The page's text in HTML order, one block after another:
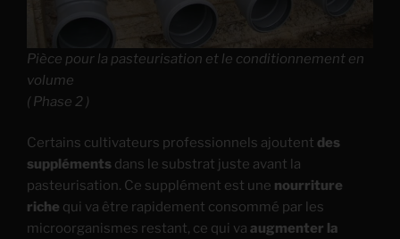
Pièce pour la pasteurisation et le conditionnement en
volume
( Phase 2 )
Certains cultivateurs professionnels ajoutent des
suppléments dans le substrat juste avant la
pasteurisation. Ce supplément est une nourriture
riche qui va être rapidement consommé par les
microorganismes restant, ce qui va augmenter la